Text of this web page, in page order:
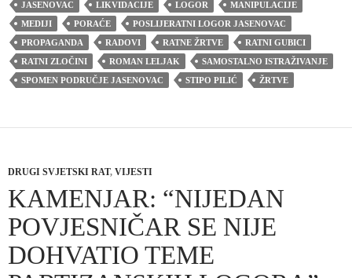
JASENOVAC
LIKVIDACIJE LOGOR
MANIPULACIJE
MEDIJI
PORAĆE
POSLIJERATNI LOGOR JASENOVAC
PROPAGANDA
RADOVI RATNE ŽRTVE
RATNI GUBICI
RATNI ZLOČINI
ROMAN LELJAK
SAMOSTALNO ISTRAŽIVANJE
SPOMEN PODRUČJE JASENOVAC
STIPO PILIĆ ŽRTVE
DRUGI SVJETSKI RAT, VIJESTI
KAMENJAR: “NIJEDAN
POVJESNIČAR SE NIJE
DOHVATIO TEME